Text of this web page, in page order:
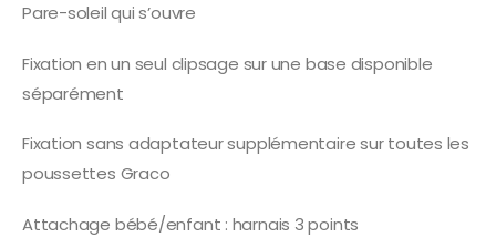
Pare-soleil qui s’ouvre
Fixation en un seul clipsage sur une base disponible
séparément
Fixation sans adaptateur supplémentaire sur toutes les
poussettes Graco
Attachage bébé/enfant : harnais 3 points